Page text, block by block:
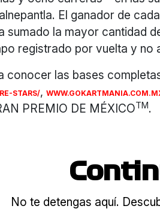
El ganador de
sumado la mayor cantidad
registrado por vuelta y no
conocer las bases
STARS/,
PREMIO DE MÉXICOTM.
No te detengas aquí.